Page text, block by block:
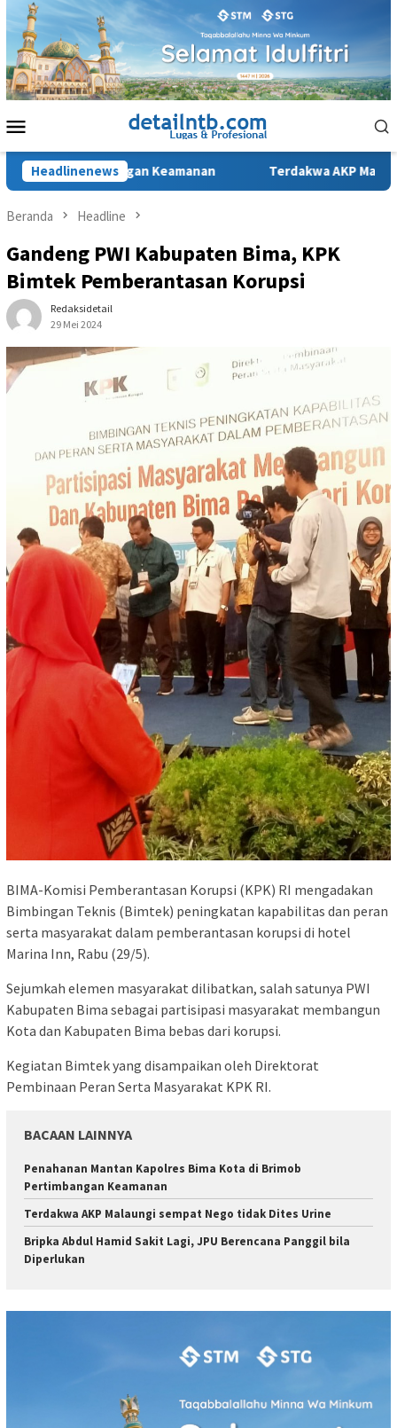
Loncat
konten
Mobile
Headlinenews
Keamanan Terdakwa AKP Malaungi sempat
Beranda Headline
Gandeng PWI Kabupaten Bima, KPK
Bimtek Pemberantasan Korupsi
Redaksidetail
29 Mei 2024
BIMA-Komisi Pemberantasan Korupsi (KPK) RI mengadakan
Bimbingan Teknis (Bimtek) peningkatan kapabilitas dan peran
serta masyarakat dalam pemberantasan korupsi di hotel
Marina Inn, Rabu (29/5).
Sejumkah elemen masyarakat dilibatkan, salah satunya PWI
Kabupaten Bima sebagai partisipasi masyarakat membangun
Kota dan Kabupaten Bima bebas dari korupsi.
Kegiatan Bimtek yang disampaikan oleh Direktorat
Pembinaan Peran Serta Masyarakat KPK RI.
BACAAN LAINNYA
Penahanan Mantan Kapolres Bima Kota di Brimob
Pertimbangan Keamanan
Terdakwa AKP Malaungi sempat Nego tidak Dites Urine
Bripka Abdul Hamid Sakit Lagi, JPU Berencana Panggil bila
Diperlukan